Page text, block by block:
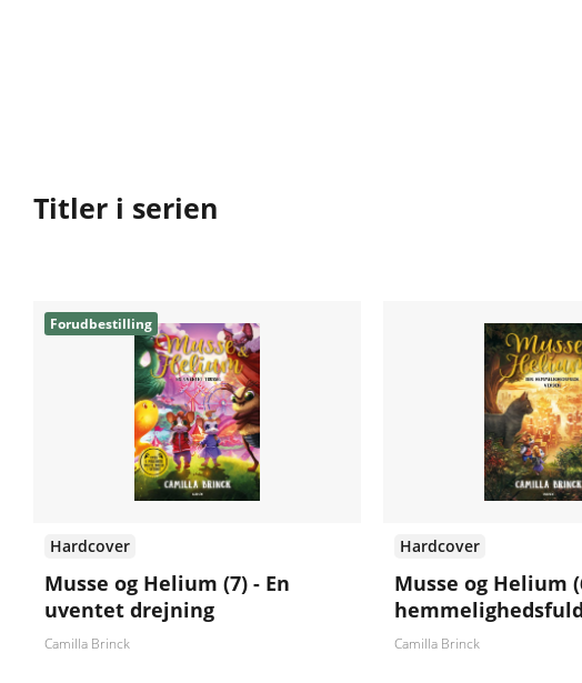
Titler i serien
Hardcover
Musse og Helium (7) - En
uventet drejning
Camilla Brinck
Forudbestilling
Hardcover
Musse og Helium
Camilla Brinck